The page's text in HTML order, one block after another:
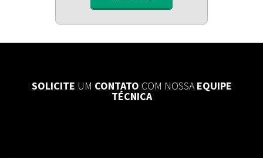
SOLICITE UM CONTATO COM NOSSAEQUIPE
TÉCNICA